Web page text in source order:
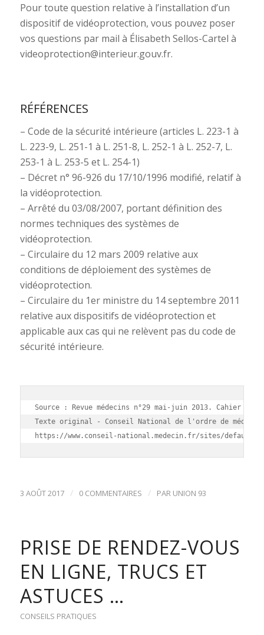
Pour toute question relative à l’installation d’un
dispositif de vidéoprotection, vous pouvez poser
vos questions par mail à Élisabeth Sellos-Cartel à
videoprotection@interieur.gouv.fr.
RÉFÉRENCES
– Code de la sécurité intérieure (articles L. 223-1 à
L. 223-9, L. 251-1 à L. 251-8, L. 252-1 à L. 252-7, L.
253-1 à L. 253-5 et L. 254-1)
– Décret n° 96-926 du 17/10/1996 modifié, relatif à
la vidéoprotection.
– Arrêté du 03/08/2007, portant définition des
normes techniques des systèmes de
vidéoprotection.
– Circulaire du 12 mars 2009 relative aux
conditions de déploiement des systèmes de
vidéoprotection.
– Circulaire du 1er ministre du 14 septembre 2011
relative aux dispositifs de vidéoprotection et
applicable aux cas qui ne relèvent pas du code de
sécurité intérieure.
Source : Revue médecins n°29 mai-juin 2013. Cahier
Texte original - Conseil National de l'ordre de
https://www.conseil-national.medecin.fr/sites/default/
3 AOÛT 2017 / 0 COMMENTAIRES / PAR UNION 93
PRISE DE RENDEZ-VOUS
EN LIGNE, TRUCS ET
ASTUCES …
CONSEILS PRATIQUES